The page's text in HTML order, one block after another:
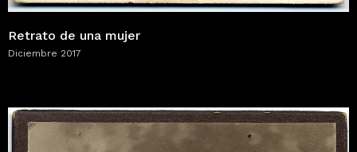
Retrato de una mujer
Diciembre 2017